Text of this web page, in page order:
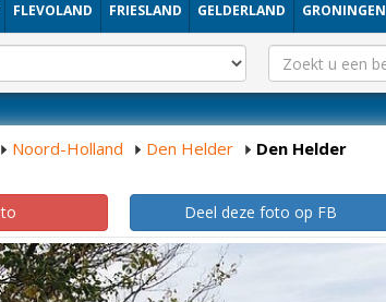
FLEVOLAND FRIESLAND GELDERLAND GRONINGEN
Noord-Holland Den Helder Den Helder
Deel deze foto op FB